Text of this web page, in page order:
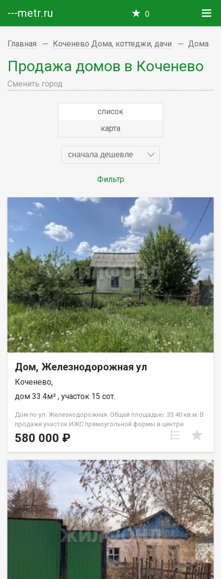
---metr.ru 0
Главная Коченево Дома, коттеджи, дачи Дома
Продажа домов в Коченево
Сменить город
список
карта
сначала дешевле
Фильтр
Дом, Железнодорожная ул
Коченево,
дом 33.4м² , участок 15 сот.
Дом по ул. Железнодорожная. Общей площадью: 33.40 кв.м. В
продаже участок ИЖС прямоугольной формы в центре
Коченёво! На участке есть ДОМ и баня требующие
кап.ремонта. Участок ровный и сухой, с хорошими
подъездными путями. Отопление печное-водяное.
Центральное холодное водоснабжение. ГАЗ проходит по
границе участка! Тихая и широкая улица. Дорога гравийно-
щебеночная. В поселке развитая инфраструктура! В пешей
доступности ж.д станция, автовокзал, детские сады, школа.
Два взрослых собственника! Чистая продажа!
Дополнительно оплачивается комиссия с покупателя.
Возможен обмен на вашу недвижимость. Возможна продажа
в рассрочку. При звонке, пожалуйста, сообщите номер
варианта - JV008054198033.
580 000 ₽